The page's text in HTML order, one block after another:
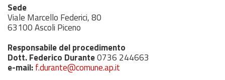
Sede
Viale Marcello Federici, 80
63100 Ascoli Piceno
Responsabile del procedimento
Dott. Federico Durante0736 244663
e-mail:f.durante@comune.ap.it